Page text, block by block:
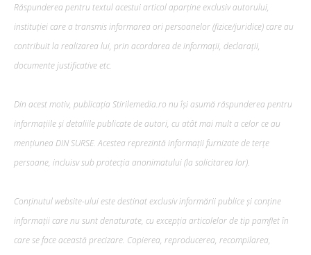
Răspunderea pentru textul acestui articol aparține exclusiv autorului,
instituției care a transmis informarea ori persoanelor (fizice/juridice) care au
contribuit la realizarea lui, prin acordarea de informații, declarații,
documente justificative etc.
Din acest motiv, publicația Stirilemedia.ro nu își asumă răspunderea pentru
informațiile și detaliile publicate de autori, cu atât mai mult a celor ce au
mențiunea DIN SURSE. Acestea reprezintă informații furnizate de terțe
persoane, incluisv sub protecția anonimatului (la solicitarea lor).
Conținutul website-ului este destinat exclusiv informării publice și conține
informații care nu sunt denaturate, cu excepția articolelor de tip pamflet în
care se face această precizare. Copierea, reproducerea, recompilarea,